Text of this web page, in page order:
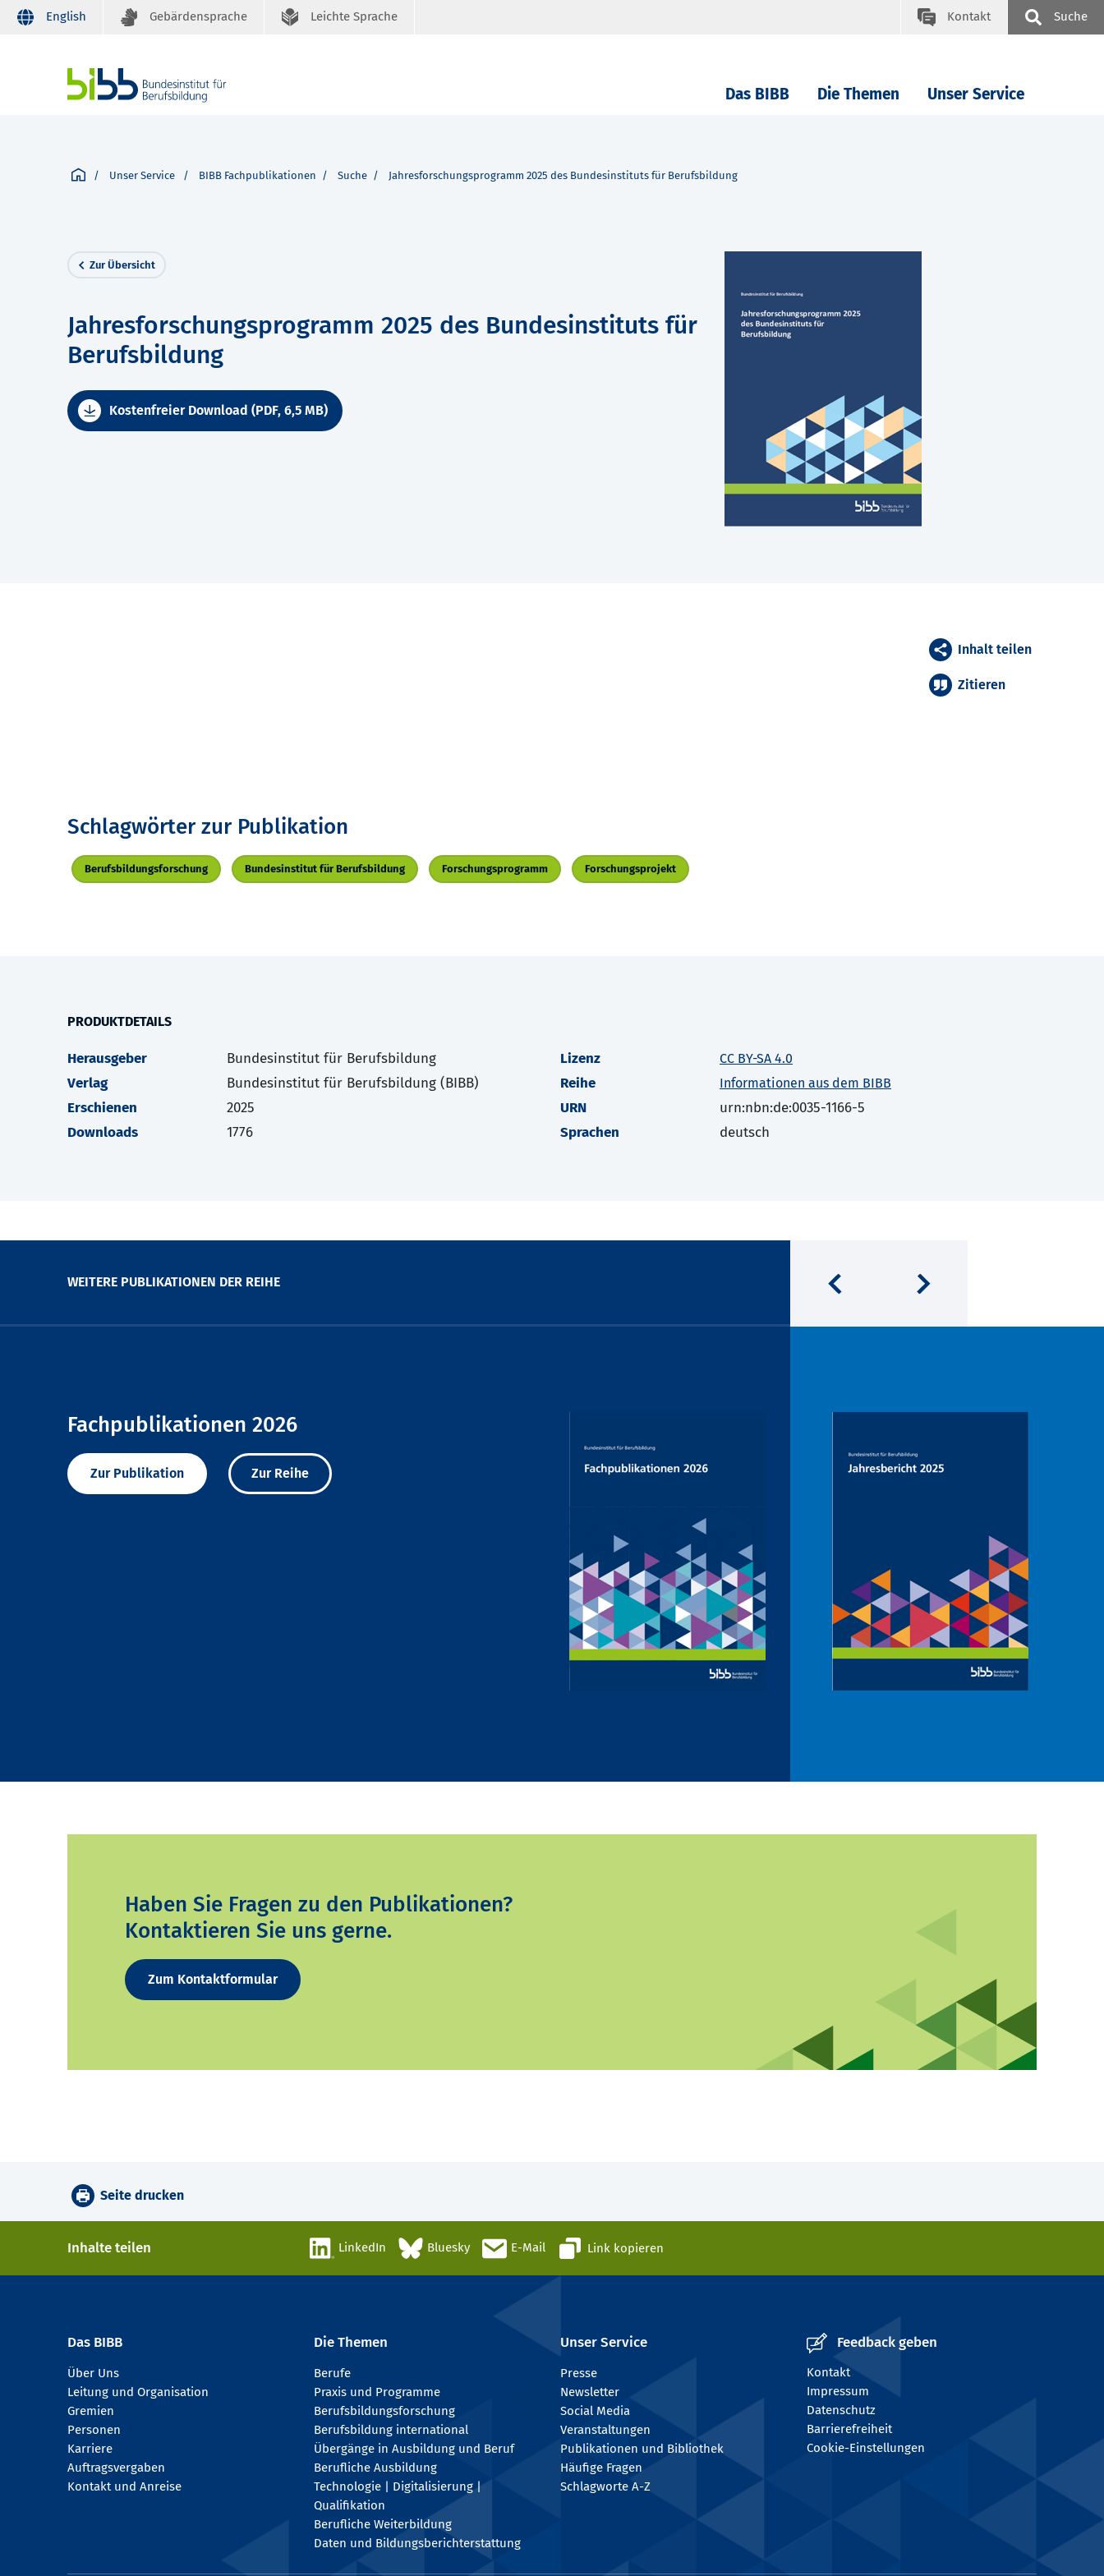
English Gebärdensprache Leichte Sprache Kontakt Suche
Das BIBB Die Themen Unser Service
Unser Service BIBB Fachpublikationen Suche Jahresforschungsprogramm 2025 des Bundesinstituts für Berufsbildung
Zur Übersicht
Jahresforschungsprogramm 2025 des Bundesinstituts für
Berufsbildung
Kostenfreier Download (PDF, 6,5 MB)
Inhalt teilen
Zitieren
Schlagwörter zur Publikation
Berufsbildungsforschung Bundesinstitut für Berufsbildung Forschungsprogramm Forschungsprojekt
PRODUKTDETAILS
Herausgeber
Bundesinstitut für Berufsbildung
Verlag
Bundesinstitut für Berufsbildung (BIBB)
Erschienen
2025
Downloads
1776
Lizenz CC BY-SA 4.0
Reihe Informationen aus dem BIBB
URN
urn:nbn:de:0035-1166-5
Sprachen
deutsch
WEITERE PUBLIKATIONEN DER REIHE
Fachpublikationen 2026
Zur Publikation Zur Reihe
Haben Sie Fragen zu den Publikationen?
Kontaktieren Sie uns gerne.
Zum Kontaktformular
Seite drucken
Inhalte teilen LinkedIn Bluesky E-Mail Link kopieren
Das BIBB
Über Uns
Leitung und Organisation
Gremien
Personen
Karriere
Auftragsvergaben
Kontakt und Anreise
Die Themen
Berufe
Praxis und Programme
Berufsbildungsforschung
Berufsbildung international
Übergänge in Ausbildung und Beruf
Berufliche Ausbildung
Technologie | Digitalisierung |
Qualifikation
Berufliche Weiterbildung
Daten und Bildungsberichterstattung
Unser Service
Presse
Newsletter
Social Media
Veranstaltungen
Publikationen und Bibliothek
Häufige Fragen
Schlagworte A-Z
Feedback geben
Kontakt
Impressum
Datenschutz
Barrierefreiheit
Cookie-Einstellungen